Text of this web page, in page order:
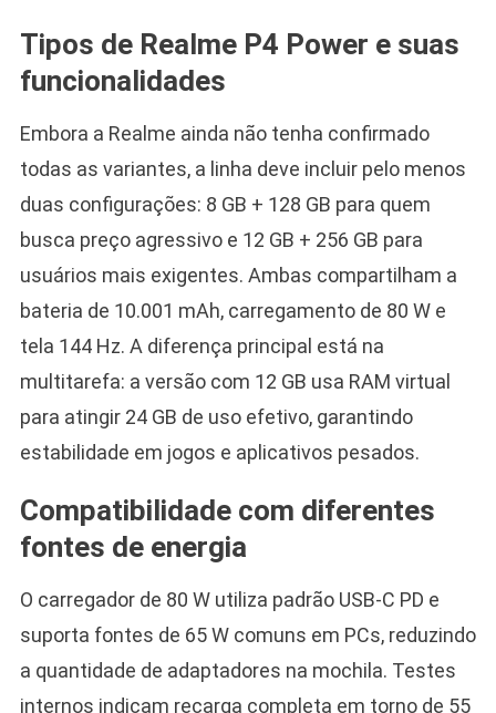
Tipos de Realme P4 Power e suas
funcionalidades
Embora a Realme ainda não tenha confirmado
todas as variantes, a linha deve incluir pelo menos
duas configurações: 8 GB + 128 GB para quem
busca preço agressivo e 12 GB + 256 GB para
usuários mais exigentes. Ambas compartilham a
bateria de 10.001 mAh, carregamento de 80 W e
tela 144 Hz. A diferença principal está na
multitarefa: a versão com 12 GB usa RAM virtual
para atingir 24 GB de uso efetivo, garantindo
estabilidade em jogos e aplicativos pesados.
Compatibilidade com diferentes
fontes de energia
O carregador de 80 W utiliza padrão USB-C PD e
suporta fontes de 65 W comuns em PCs, reduzindo
a quantidade de adaptadores na mochila. Testes
internos indicam recarga completa em torno de 55